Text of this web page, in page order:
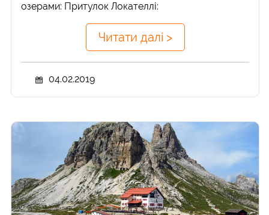
озерами: Притулок Локателлі:
Читати далі >
04.02.2019